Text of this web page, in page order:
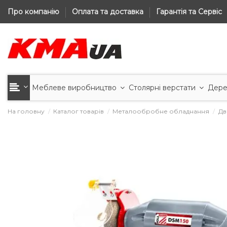
Про компанію Оплата та доставка Гарантія та Сервіс
Меблеве виробництво Столярні верстати
На головну Каталог товарів Металообробне обладнання